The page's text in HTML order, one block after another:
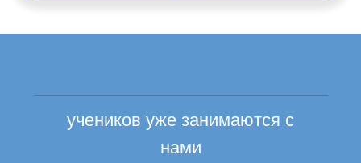
учеников уже занимаются с
нами